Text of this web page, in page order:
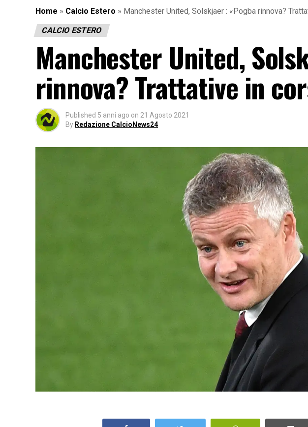
Home » Calcio Estero » Manchester United, Solskjaer : «Pogba rinnova?
CALCIO ESTERO
Manchester United,
rinnova? Trattative in
Published 5 anni ago on 21 Agosto 2021
By Redazione CalcioNews24